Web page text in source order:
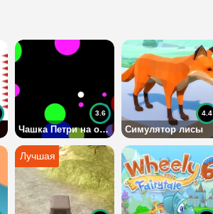
Чашка Петри на одного
3.6
Симулятор лисы
4.4